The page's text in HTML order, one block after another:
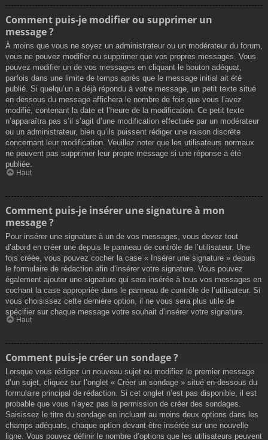
Comment puis-je modifier ou supprimer un
message ?
À moins que vous ne soyez un administrateur ou un modérateur du forum,
vous ne pouvez modifier ou supprimer que vos propres messages. Vous
pouvez modifier un de vos messages en cliquant le bouton adéquat,
parfois dans une limite de temps après que le message initial ait été
publié. Si quelqu’un a déjà répondu à votre message, un petit texte situé
en dessous du message affichera le nombre de fois que vous l’avez
modifié, contenant la date et l’heure de la modification. Ce petit texte
n’apparaîtra pas s’il s’agit d’une modification effectuée par un modérateur
ou un administrateur, bien qu’ils puissent rédiger une raison discrète
concernant leur modification. Veuillez noter que les utilisateurs normaux
ne peuvent pas supprimer leur propre message si une réponse a été
publiée.
Haut
Comment puis-je insérer une signature à mon
message ?
Pour insérer une signature à un de vos messages, vous devez tout
d’abord en créer une depuis le panneau de contrôle de l’utilisateur. Une
fois créée, vous pouvez cocher la case « Insérer une signature » depuis
le formulaire de rédaction afin d’insérer votre signature. Vous pouvez
également ajouter une signature qui sera insérée à tous vos messages en
cochant la case appropriée dans le panneau de contrôle de l’utilisateur. Si
vous choisissez cette dernière option, il ne vous sera plus utile de
spécifier sur chaque message votre souhait d’insérer votre signature.
Haut
Comment puis-je créer un sondage ?
Lorsque vous rédigez un nouveau sujet ou modifiez le premier message
d’un sujet, cliquez sur l’onglet « Créer un sondage » situé en-dessous du
formulaire principal de rédaction. Si cet onglet n’est pas disponible, il est
probable que vous n’ayez pas la permission de créer des sondages.
Saisissez le titre du sondage en incluant au moins deux options dans les
champs adéquats, chaque option devant être insérée sur une nouvelle
ligne. Vous pouvez définir le nombre d’options que les utilisateurs peuvent